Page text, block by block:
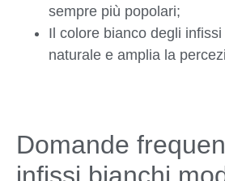
sempre più popolari;
Il colore bianco degli
naturale e amplia la
Domande